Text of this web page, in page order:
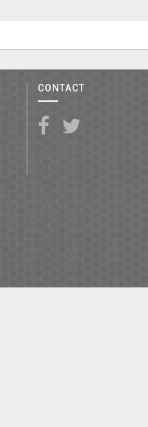
CONTACT